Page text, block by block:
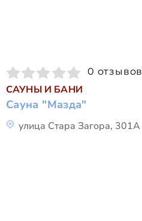
0 отзывов
САУНЫ И БАНИ
Сауна "Мазда"
улица Стара Загора, 301А